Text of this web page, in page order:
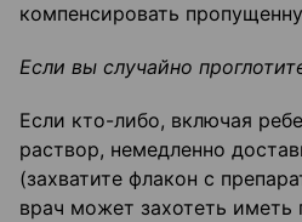
компенсировать
Если вы случайно
Если кто-либо, включая
раствор, немедленно
(захватите флакон с
врач может захотеть иметь